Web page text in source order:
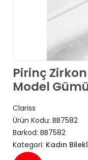
Pirinç
Model
Clariss
Ürün Kodu: BB7582
Barkod: BB7582
Kategori: Kadın